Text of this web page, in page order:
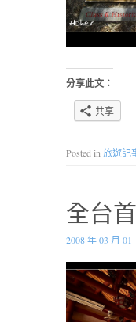
分享此文：
共享
Posted in 旅遊記
全台
2008 年 03 月 01